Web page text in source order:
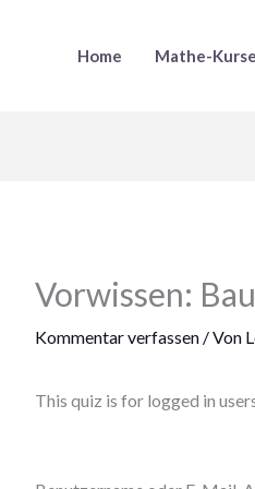
Home Mathe-Kurse
Vorwissen:
Kommentar verfassen / Von
This quiz is for logged in